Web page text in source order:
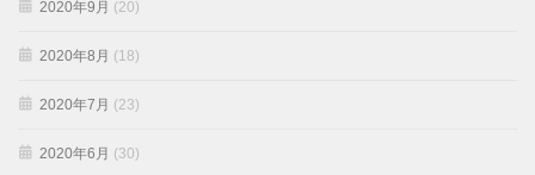
2020年9月 (20)
2020年8月 (18)
2020年7月 (23)
2020年6月 (30)